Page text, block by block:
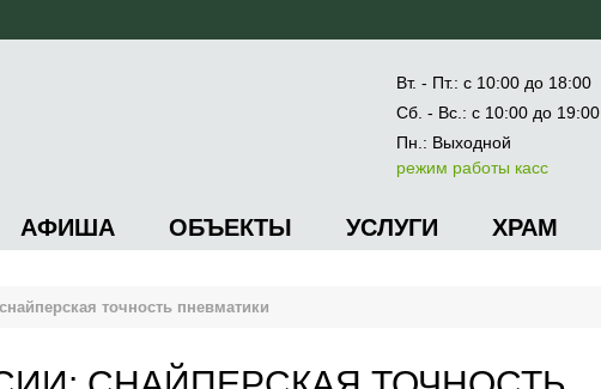
Вт. - Пт.: с 10:00 до 18:00
Сб. - Вс.: с 10:00 до 19:00
Пн.: Выходной
режим работы касс
АФИША ОБЪЕКТЫ УСЛУГИ ХРАМ
точность пневматики